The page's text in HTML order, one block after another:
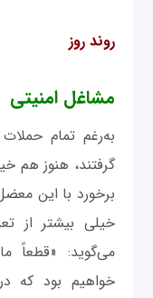
روند روز
مشاغل امنیتی
به‌رغم تمام
گرفتند، هنوز هم
برخورد با این
خیلی بیشتر از
می‌گوید: «قطعاً
خواهیم بود که